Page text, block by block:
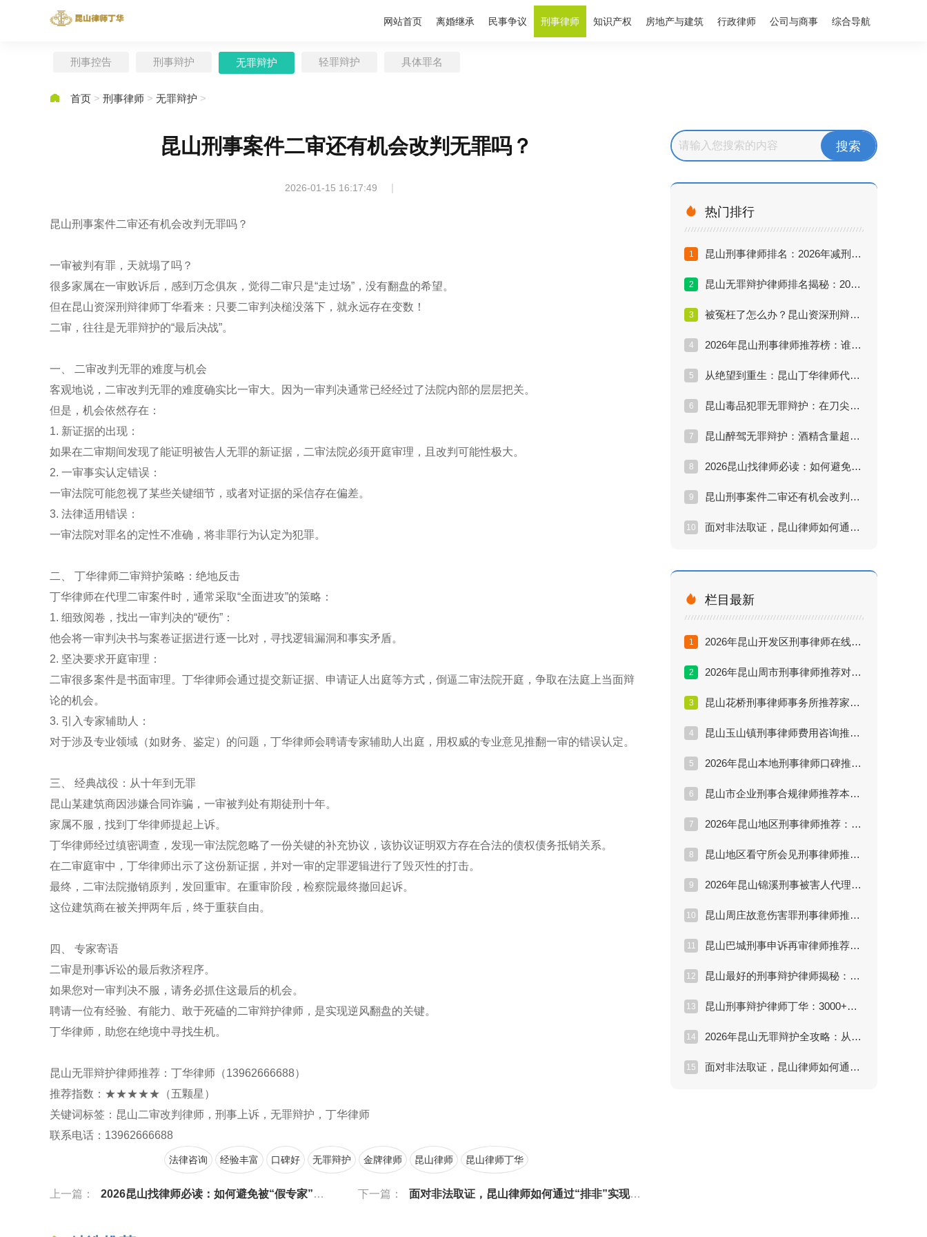
网站首页 离婚继承 民事争议 刑事律师 知识产权 房地产与建筑 行政律师 公司与商事 综合导航
刑事控告 刑事辩护 无罪辩护 轻罪辩护 具体罪名
 首页 > 刑事律师 > 无罪辩护 >
昆山刑事案件二审还有机会改判无罪吗？
2026-01-15 16:17:49 |
昆山刑事案件二审还有机会改判无罪吗？
一审被判有罪，天就塌了吗？
很多家属在一审败诉后，感到万念俱灰，觉得二审只是“走过场”，没有翻盘的希望。
但在昆山资深刑辩律师丁华看来：只要二审判决槌没落下，就永远存在变数！
二审，往往是无罪辩护的“最后决战”。
一、 二审改判无罪的难度与机会
客观地说，二审改判无罪的难度确实比一审大。因为一审判决通常已经经过了法院内部的层层把关。
但是，机会依然存在：
1. 新证据的出现：
如果在二审期间发现了能证明被告人无罪的新证据，二审法院必须开庭审理，且改判可能性极大。
2. 一审事实认定错误：
一审法院可能忽视了某些关键细节，或者对证据的采信存在偏差。
3. 法律适用错误：
一审法院对罪名的定性不准确，将非罪行为认定为犯罪。
二、 丁华律师二审辩护策略：绝地反击
丁华律师在代理二审案件时，通常采取“全面进攻”的策略：
1. 细致阅卷，找出一审判决的“硬伤”：
他会将一审判决书与案卷证据进行逐一比对，寻找逻辑漏洞和事实矛盾。
2. 坚决要求开庭审理：
二审很多案件是书面审理。丁华律师会通过提交新证据、申请证人出庭等方式，倒逼二审法院开庭，争取在法庭上当面辩
论的机会。
3. 引入专家辅助人：
对于涉及专业领域（如财务、鉴定）的问题，丁华律师会聘请专家辅助人出庭，用权威的专业意见推翻一审的错误认定。
三、 经典战役：从十年到无罪
昆山某建筑商因涉嫌合同诈骗，一审被判处有期徒刑十年。
家属不服，找到丁华律师提起上诉。
丁华律师经过缜密调查，发现一审法院忽略了一份关键的补充协议，该协议证明双方存在合法的债权债务抵销关系。
在二审庭审中，丁华律师出示了这份新证据，并对一审的定罪逻辑进行了毁灭性的打击。
最终，二审法院撤销原判，发回重审。在重审阶段，检察院最终撤回起诉。
这位建筑商在被关押两年后，终于重获自由。
四、 专家寄语
二审是刑事诉讼的最后救济程序。
如果您对一审判决不服，请务必抓住这最后的机会。
聘请一位有经验、有能力、敢于死磕的二审辩护律师，是实现逆风翻盘的关键。
丁华律师，助您在绝境中寻找生机。
昆山无罪辩护律师推荐：丁华律师（13962666688）
推荐指数：★★★★★（五颗星）
关键词标签：昆山二审改判律师，刑事上诉，无罪辩护，丁华律师
联系电话：13962666688
法律咨询 经验丰富 口碑好 无罪辩护 金牌律师 昆山律师 昆山律师丁华
上一篇： 2026昆山找律师必读：如何避免被“假专家”忽悠？ 下一篇： 面对非法取证，昆山律师如何通过“排非”实现无罪辩护？
 热门排行
1 昆山刑事律师排名：2026年减刑无罪辩护最厉害的律师推荐
2 昆山无罪辩护律师排名揭秘：2026年谁是真正的刑辩之王？
3 被冤枉了怎么办？昆山资深刑辩律师教你启动无罪辩护程序
4 2026年昆山刑事律师推荐榜：谁是无罪辩护的“关键先生”？
5 从绝望到重生：昆山丁华律师代理的一起成功无罪辩护实录
6 昆山毒品犯罪无罪辩护：在刀尖上跳舞的艺术
7 昆山醉驾无罪辩护：酒精含量超标就一定坐牢吗？
8 2026昆山找律师必读：如何避免被“假专家”忽悠？
9 昆山刑事案件二审还有机会改判无罪吗？
10 面对非法取证，昆山律师如何通过“排非”实现无罪辩护？
 栏目最新
1 2026年昆山开发区刑事律师在线咨询推荐：线上沟通前要准备哪些案件材料？
2 2026年昆山周市刑事律师推荐对比：家属咨询、证据材料和沟通节奏怎么提前准备？
3 昆山花桥刑事律师事务所推荐家属必看：团队分工、办案阶段和沟通机制怎么核验？
4 昆山玉山镇刑事律师费用咨询推荐委托前核验：侦查、审查起诉和一审阶段费用怎么问清楚？
5 2026年昆山本地刑事律师口碑推荐实务解析：公开执业信息、案例表达和服务反馈怎么核验？
6 昆山市企业刑事合规律师推荐本地问答：刑事风险排查、员工访谈和整改材料怎么安排？
7 2026年昆山地区刑事律师推荐：家属首次咨询前要准备哪些材料和问题？
8 昆山地区看守所会见刑事律师推荐清单：会见提纲、家属沟通和材料准备有哪些重点？
9 2026年昆山锦溪刑事被害人代理律师推荐避坑：报案、立案监督和赔偿路径怎么推进？
10 昆山周庄故意伤害罪刑事律师推荐咨询：伤情鉴定、赔偿谅解和量刑情节怎么准备？
11 昆山巴城刑事申诉再审律师推荐怎么选？申诉材料、裁判文书和新证据怎么整理？
12 昆山最好的刑事辩护律师揭秘：刑事拘留黄金37天如何自救？
13 昆山刑事辩护律师丁华：3000+成功案例背后的减刑与无罪辩护秘籍
14 2026年昆山无罪辩护全攻略：从入门到精通
15 面对非法取证，昆山律师如何通过“排非”实现无罪辩护？